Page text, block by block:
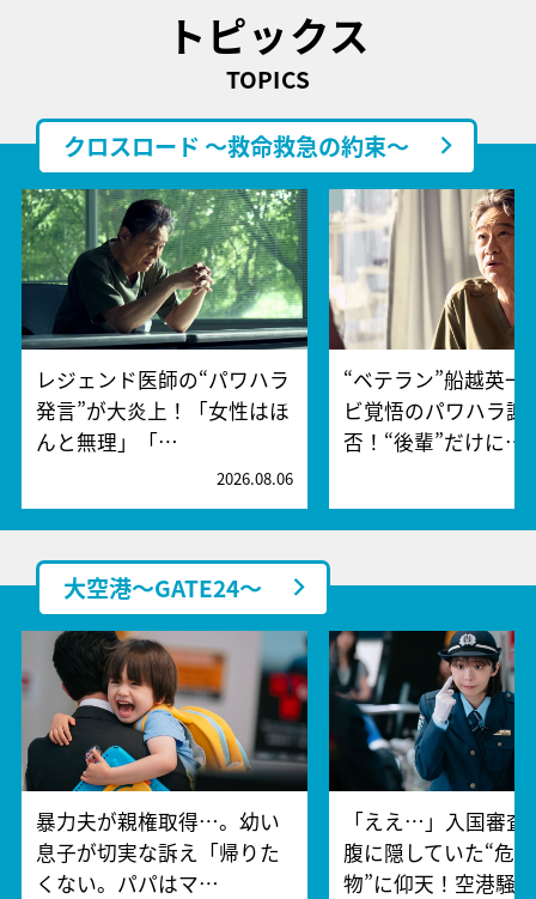
トピックス
TOPICS
クロスロード ～救命救急の約束～
レジェンド医師の“パワハラ
発言”が大炎上！「女性はほ
んと無理」「…
2026.08.06
“ベテラン”船越英一
ビ覚悟のパワハラ謝
否！“後輩”だけに…
大空港～GATE24～
暴力夫が親権取得…。幼い
息子が切実な訴え「帰りた
くない。パパはマ…
「ええ…」入国審査
腹に隠していた“危
物”に仰天！空港騒